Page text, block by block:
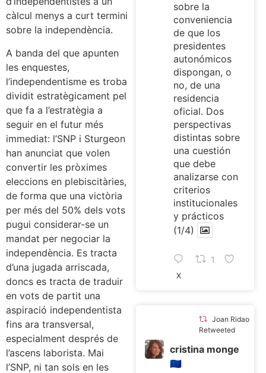
càlcul menys a curt termini
sobre la independència.
A banda del que apunten
les enquestes,
l’independentisme es troba
dividit estratègicament pel
que fa a l’estratègia a
seguir en el futur més
immediat: l’SNP i Sturgeon
han anunciat que volen
convertir les pròximes
eleccions en plebiscitàries,
de forma que una victòria
per més del 50% dels vots
pugui considerar-se un
mandat per negociar la
independència. Es tracta
d’una jugada arriscada,
doncs es tracta de traduir
en vots de partit una
aspiració independentista
fins ara transversal,
especialment després de
l’ascens laborista. Mai
l’SNP, ni tan sols en les
sobre la
conveniencia
de que los
presidentes
autonómicos
dispongan, o
no, de una
residencia
oficial. Dos
perspectivas
distintas sobre
una cuestión
que debe
analizarse con
criterios
institucionales
y prácticos
(1/4)
1
X
Joan Ridao
Retweeted
cristina monge
🇪🇺